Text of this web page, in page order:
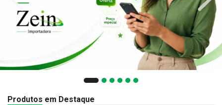
Produtos em Destaque